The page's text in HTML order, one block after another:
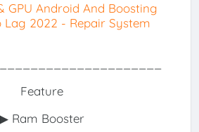
GPU Android And Boosting
Lag 2022 - Repair System
Feature
▶ Ram Booster